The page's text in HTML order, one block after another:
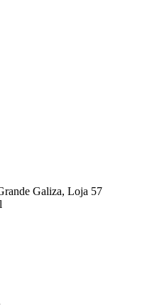
Galiza, Loja 57